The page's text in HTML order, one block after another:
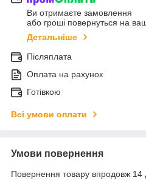
Ви отримаєте замовлення
або гроші повернуться на
Детальніше
Післяплата
Оплата на рахунок
Готівкою
Всі умови оплати
Умови повернення
Повернення товару впродовж 14